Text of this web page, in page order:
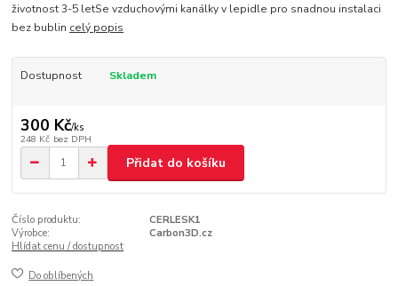
životnost 3-5 letSe vzduchovými kanálky v lepidle pro snadnou instalaci
bez bublin celý popis
Dostupnost Skladem
300 Kč/ks
248 Kč bez DPH
Přidat do košíku
Číslo produktu:
CERLESK1
Výrobce:
Carbon3D.cz
Hlídat cenu / dostupnost
Do oblíbených